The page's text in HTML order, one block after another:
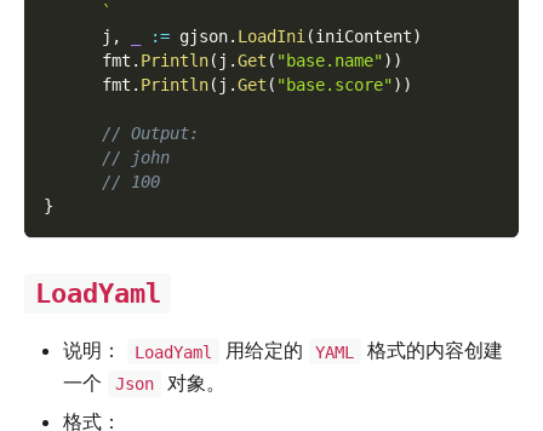
      `
      j
, := gjson. LoadIni(iniContent)
      fmt
. Println( j .Get ( "base.name") )
      fmt
. Println( j .Get ( "base.score") )
// Output:
// john
// 100
}
LoadYaml
说明： LoadYaml 用给定的 YAML
格式的内容创建
一个
Json
对象。
格式：